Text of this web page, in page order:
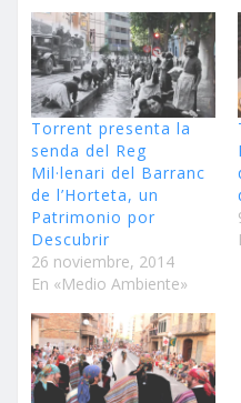
Torrent presenta la
senda del Reg
Mil·lenari del Barranc
de l’Horteta, un
Patrimonio por
Descubrir
26 noviembre, 2014
En «Medio Ambiente»